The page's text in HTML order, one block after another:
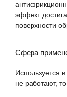
эффект
поверхности
Сфера
Используется
не работают,